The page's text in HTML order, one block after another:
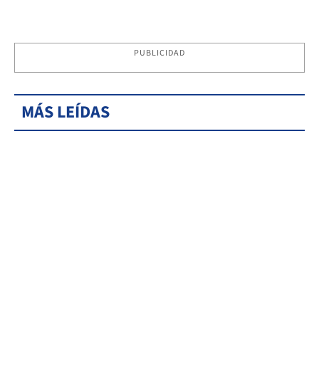
PUBLICIDAD
MÁS LEÍDAS